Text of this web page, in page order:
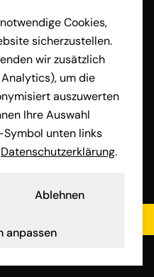
Umzug von Österreich nach
Konstanz
Umzug von Österreich nach
Leipzig
Umzug von Österreich nach
Lübeck
Umzug von Österreich nach
Ludwigshafen am Rhein
Umzug von Österreich nach Mainz
Mönchengladbach
Umzug von Österreich nach
einholen
Cookies,
sicherzustellen.
wir zusätzlich
um die
auszuwerten
Ihre Auswahl
unten links
Datenschutzerklärung.
Ablehnen
anpassen